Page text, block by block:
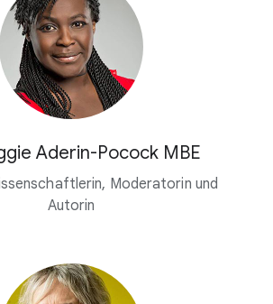
Aderin-Pocock MBE
Moderatorin und
Autorin